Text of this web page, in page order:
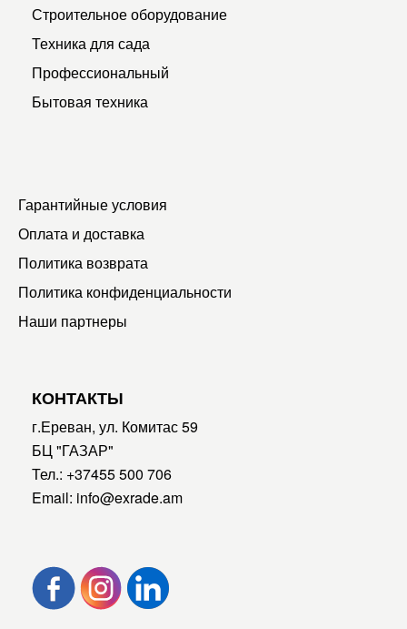
Строительное оборудование
Техника для сада
Профессиональный
Бытовая техника
Гарантийные условия
Оплата и доставка
Политика возврата
Политика конфиденциальности
Наши партнеры
КОНТАКТЫ
г.Ереван, ул. Комитас 59
БЦ "ГАЗАР"
Тел.: +37455 500 706
Email: info@exrade.am